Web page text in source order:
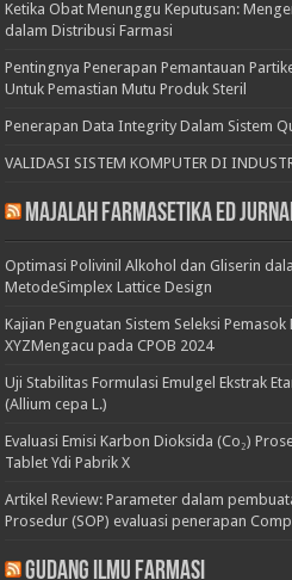
Ketika Obat Menunggu Keputusan:
dalam Distribusi Farmasi
Pentingnya Penerapan Pemantauan
Untuk Pemastian Mutu Produk Steril
Penerapan Data Integrity Dalam Sistem
VALIDASI SISTEM KOMPUTER DI
Majalah Farmasetika Ed
Optimasi Polivinil Alkohol dan Gliserin
MetodeSimplex Lattice Design
Kajian Penguatan Sistem Seleksi
XYZMengacu pada CPOB 2024
Uji Stabilitas Formulasi Emulgel Ekstrak
(Allium cepa L.)
Evaluasi Emisi Karbon Dioksida (Co₂)
Tablet Ydi Pabrik X
Artikel Review: Parameter dalam
Prosedur (SOP) evaluasi penerapan
Gudang Ilmu Farmasi